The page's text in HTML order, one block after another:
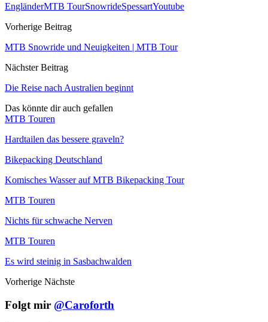
EngländerMTB TourSnowrideSpessartYoutube
Vorherige Beitrag
MTB Snowride und Neuigkeiten | MTB Tour
Nächster Beitrag
Die Reise nach Australien beginnt
Das könnte dir auch gefallen
MTB Touren
Hardtailen das bessere graveln?
Bikepacking Deutschland
Komisches Wasser auf MTB Bikepacking Tour
MTB Touren
Nichts für schwache Nerven
MTB Touren
Es wird steinig in Sasbachwalden
Vorherige Nächste
Folgt mir @Caroforth